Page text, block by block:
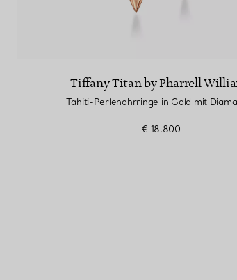
Tiffany Titan by Pharrell
Tahiti-Perlenohrringe in Gold mit
€ 18.800